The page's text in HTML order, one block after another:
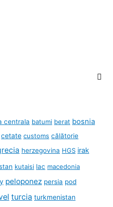
centrala batumi berat bosnia
cetate customs călătorie
herzegovina HGS irak
kutaisi lac macedonia
peloponez persia pod
turcia turkmenistan